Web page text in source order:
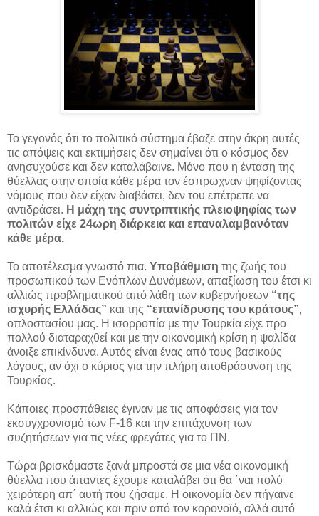
Το γεγονός ότι το πολιτικό σύστημα έβαζε στην άκρη αυτές
τις απόψεις και εκτιμήσεις δεν σημαίνει ότι ο κόσμος δεν
ανησυχούσε και δεν καταλάβαινε. Μόνο που η ένταση της
θύελλας στην οποία κάθε μέρα τον έσπρωχναν ψηφίζοντας
νόμους που δεν είχαν διαβάσει, δεν του επέτρεπε να
αντιδράσει. Η μάχη της συντριπτικής πλειοψηφίας των
πολιτών είχε 24ωρη διάρκεια και επαναλαμβανόταν
κάθε μέρα.
Το αποτέλεσμα γνωστό πια. Υποβάθμιση της ζωής του
προσωπικού των Ενόπλων Δυνάμεων, απαξίωση του έτσι κι
αλλιώς προβληματικού από λάθη των κυβερνήσεων “της
ισχυρής Ελλάδας” και της “επανίδρυσης του κράτους”,
οπλοστασίου μας. Η ισορροπία με την Τουρκία είχε προ
πολλού διαταραχθεί και με την οικονομική κρίση η ψαλίδα
άνοιξε επικίνδυνα. Αυτός είναι ένας από τους βασικούς
λόγους, αν όχι ο κύριος για την πλήρη αποθράσυνση της
Τουρκίας.
Κάποιες προσπάθειες έγιναν με τις αποφάσεις για τον
εκσυγχρονισμό των F-16 και την επιτάχυνση των
συζητήσεων για τις νέες φρεγάτες για το ΠΝ.
Τώρα βρισκόμαστε ξανά μπροστά σε μια νέα οικονομική
θύελλα που άπαντες έχουμε καταλάβει ότι θα ΄ναι πολύ
χειρότερη απ΄ αυτή που ζήσαμε. Η οικονομία δεν πήγαινε
καλά έτσι κι αλλιώς και πριν από τον κορονοϊό, αλλά αυτό